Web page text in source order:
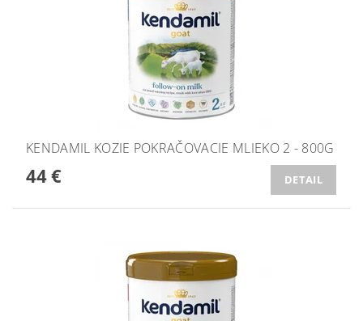
KENDAMIL KOZIE POKRAČOVACIE MLIEKO 2 - 800G
44 € DETAIL